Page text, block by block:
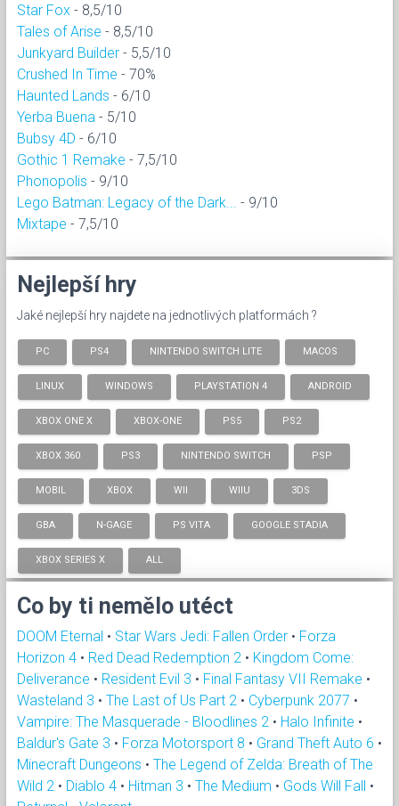
Star Fox - 8,5/10
Tales of Arise - 8,5/10
Junkyard Builder - 5,5/10
Crushed In Time - 70%
Haunted Lands - 6/10
Yerba Buena - 5/10
Bubsy 4D - 6/10
Gothic 1 Remake - 7,5/10
Phonopolis - 9/10
Lego Batman: Legacy of the Dark...
- 9/10
Mixtape - 7,5/10
Nejlepší hry
Jaké nejlepší hry najdete na jednotlivých platformách ?
PC PS4 NINTENDO SWITCH LITE MACOS
LINUX WINDOWS PLAYSTATION 4 ANDROID
XBOX ONE X XBOX-ONE PS5 PS2
XBOX 360 PS3 NINTENDO SWITCH PSP
MOBIL XBOX WII WIIU 3DS
GBA N-GAGE PS VITA GOOGLE STADIA
XBOX SERIES X ALL
Co by ti nemělo utéct
DOOM Eternal • Star Wars Jedi: Fallen Order • Forza
Horizon 4 • Red Dead Redemption 2 • Kingdom Come:
Deliverance • Resident Evil 3 • Final Fantasy VII Remake •
Wasteland 3 • The Last of Us Part 2 • Cyberpunk 2077 •
Vampire: The Masquerade - Bloodlines 2 • Halo Infinite •
Baldur's Gate 3 • Forza Motorsport 8 • Grand Theft Auto 6 •
Minecraft Dungeons • The Legend of Zelda: Breath of The
Wild 2 • Diablo 4 • Hitman 3 • The Medium • Gods Will Fall •